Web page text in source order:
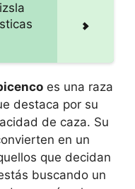
es una raza
destaca por su
de caza. Su
en un
que decidan
buscando un